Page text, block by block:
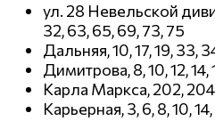
ул. 28 Невельской
32, 63, 65, 69, 73, 75
Дальняя, 10, 17, 19, 33,
Димитрова, 8, 10, 12, 14,
Карла Маркса, 202,
Карьерная, 3, 6, 8, 10, 14,